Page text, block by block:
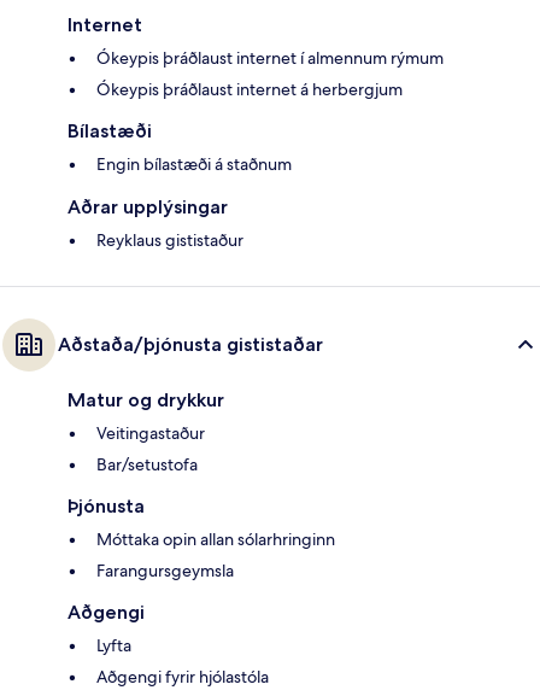
Internet
Ókeypis þráðlaust internet í almennum rýmum
Ókeypis þráðlaust internet á herbergjum
Bílastæði
Engin bílastæði á staðnum
Aðrar upplýsingar
Reyklaus gististaður
Aðstaða/þjónusta gististaðar
Matur og drykkur
Veitingastaður
Bar/setustofa
Þjónusta
Móttaka opin allan sólarhringinn
Farangursgeymsla
Aðgengi
Lyfta
Aðgengi fyrir hjólastóla